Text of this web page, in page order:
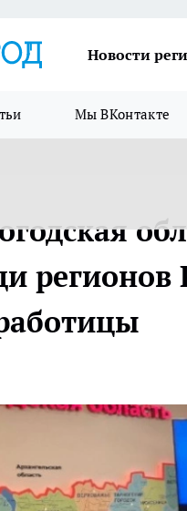
Новости
Мы ВКонтакте